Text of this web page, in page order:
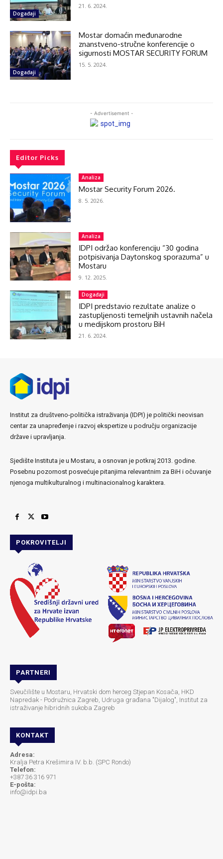
Događaji
21. 6. 2024.
Događaji
Mostar domaćin međunarodne
znanstveno-stručne konferencije o
sigurnosti MOSTAR SECURITY FORUM
15. 5. 2024.
- Advertisement -
Editor Picks
Analiza
Mostar Security Forum 2026.
8. 5. 2026.
Analiza
IDPI održao konferenciju “30 godina
potpisivanja Daytonskog sporazuma” u
Mostaru
9. 12. 2025.
Događaji
IDPI predstavio rezultate analize o
zastupljenosti temeljnih ustavnih načela
u medijskom prostoru BiH
21. 6. 2024.
Institut za društveno-politička istraživanja (IDPI) je politički neovisan
centar za unapređenje i razvoj ekspertize u području organizacije
države i upravljanja.
Sjedište Instituta je u Mostaru, a osnovan je potkraj 2013. godine.
Posebnu pozornost posvećuje pitanjima relevantnim za BiH i očuvanje
njenoga multikulturalnog i multinacionalnog karaktera.
POKROVITELJI
PARTNERI
Sveučilište u Mostaru, Hrvatski dom herceg Stjepan Kosača, HKD
Napredak - Podružnica Zagreb, Udruga građana "Dijalog", Institut za
istraživanje hibridnih sukoba Zagreb
KONTAKT
Adresa:
Kralja Petra Krešimira IV. b.b. (SPC Rondo)
Telefon:
+387 36 316 971
E-pošta:
info@idpi.ba